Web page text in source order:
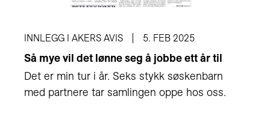
INNLEGG I AKERS AVIS 5. FEB 2025
Så mye vil det lønne seg å jobbe ett år til
Det er min tur i år. Seks stykk søskenbarn
med partnere tar samlingen oppe hos oss.